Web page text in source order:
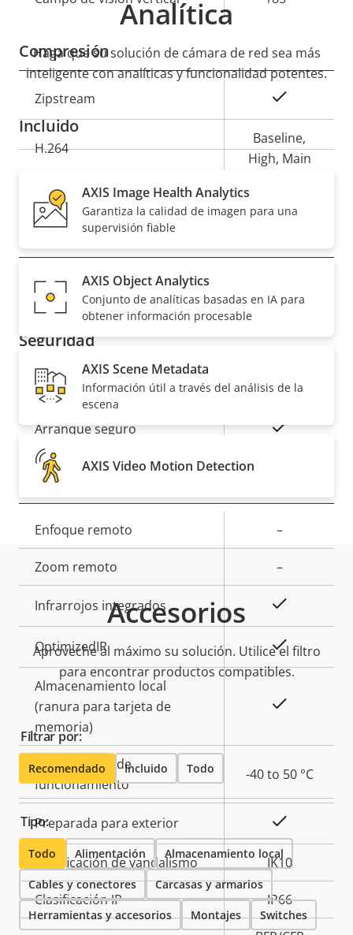
Compresión
Descripción
de
la
Zipstream
H.264
Baseline,
High, Main
H.265
Descripción
de
propiedad
Valor de
la
propiedad
Compatibilidad de audio
Seguridad
Descripción
de
propiedad
Valor de
propiedad
Sistema operativo firmado Sí
Arranque seguro Sí
General
Descripción
de
propiedad
la
Enfoque remoto –
Zoom remoto –
Infrarrojos integrados
OptimizedIR Sí
Almacenamiento local
(ranura para tarjeta de
memoria)
Temperatura de
funcionamiento
-40 to 50 °C
Preparada para exterior
Clasificación de vandalismo IK10
Clasificación IP IP66
Analítica
Haga que su solución de cámara de red sea más
inteligente con analíticas y funcionalidad potentes.
Incluido
AXIS Image Health Analytics
Garantiza la calidad de imagen para una
supervisión fiable
AXIS Object Analytics
Conjunto de analíticas basadas en IA para
obtener información procesable
AXIS Scene Metadata
Información útil a través del análisis de la
escena
AXIS Video Motion Detection
Accesorios
Aproveche al máximo su solución. Utilice el filtro
para encontrar productos compatibles.
Filtrar por:
Recomendado Incluido Todo
Tipo:
Todo Alimentación Almacenamiento local
Cables y conectores Carcasas y armarios
Herramientas y accesorios Montajes Switches